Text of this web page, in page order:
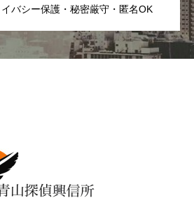
バシー保護・秘密厳守・匿名OK